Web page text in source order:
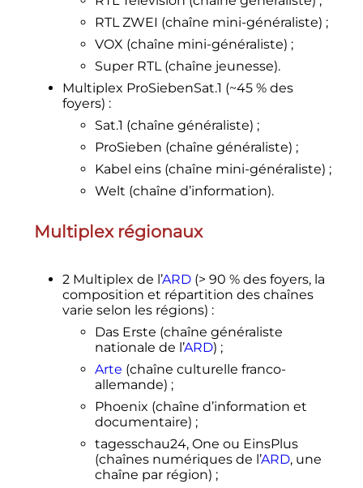
RTL ZWEI (chaîne mini-généraliste) ;
VOX (chaîne mini-généraliste) ;
Super RTL (chaîne jeunesse).
Multiplex ProSiebenSat.1 (~45 % des
foyers) :
Sat.1 (chaîne généraliste) ;
ProSieben (chaîne généraliste) ;
Kabel eins (chaîne mini-généraliste) ;
Welt (chaîne d’information).
Multiplex régionaux
2 Multiplex de l’ARD(> 90 % des foyers, la
composition et répartition des chaînes
varie selon les régions) :
Das Erste (chaîne généraliste
nationale de l’ARD) ;
Arte (chaîne culturelle franco-
allemande) ;
Phoenix (chaîne d’information et
documentaire) ;
tagesschau24, One ou EinsPlus
(chaînes numériques de l’ARD, une
chaîne par région) ;